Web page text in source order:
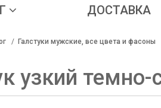
ДОСТАВКА
Галстуки мужские, все цвета и фасоны
узкий